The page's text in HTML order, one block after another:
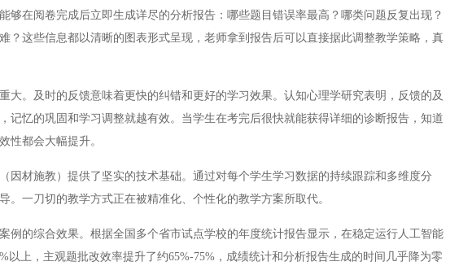
在阅卷完成后立即生成详尽的分析报告：哪些题目错误率最高？哪类问题反复出现？
？这些信息都以清晰的图表形式呈现，老师拿到报告后可以直接据此调整教学策略，真
。及时的反馈意味着更快的纠错和更好的学习效果。认知心理学研究表明，反馈的及
忆的巩固和学习调整就越有效。当学生在考完后很快就能获得详细的诊断报告，知道
性都会大幅提升。
材施教）提供了坚实的技术基础。通过对每个学生学习数据的持续跟踪和多维度分
一刀切的教学方式正在被精准化、个性化的教学方案所取代。
的综合效果。根据全国多个省市试点学校的年度统计报告显示，在稳定运行人工智能
上，主观题批改效率提升了约65%-75%，成绩统计和分析报告生成的时间几乎降为零